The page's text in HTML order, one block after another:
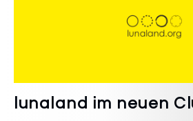
lunaland im neuen